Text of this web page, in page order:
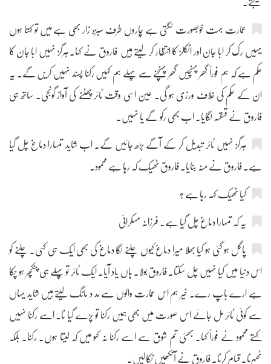
بھیجتے۔
عمارت بہت خوبصورت لگتی ہے چاروں طرف سبزہ زار بھی ہے میں تو کہتا ہوں
یہیں رک کر ابا جان اور انکلز کا انتظار کر لیتے ہیں فاروق نے کہا۔ ہرگز نہیں ابا جان کا
حکم ہے کہ ہم فوراً گھر پہنچیں گھر پہنچنے سے پہلے ہم کہیں رکنا پسند نہیں کریں گے۔ یہ
ان کے حکم کی خلاف ورزی ہو گی۔ عین اسی وقت ٹائر پھٹنے کی آواز گونجی۔ ساتھ ہی
فاروق نے قہقہہ لگایا۔ اب بھی رکو گے یا نہیں۔
ہرگز نہیں ٹائر تبدیل کر کے آگے بڑھ جائیں گے۔ اب شاید تمہارا دماغ چل گیا
ہے۔ فاروق نے منہ بنایا۔ فاروق ٹھیک کہ رہا ہے محمود۔
کیا ٹھیک کہہ رہا ہے ؟
یہ کہ تمہارا دماغ چل گیا ہے۔ فرزانہ مسکرائی
پاگل ہو گئی ہو کیا بھلا میرا دماغ کیوں چلنے لگا دماغ کی بھی ایک ہی کہی۔ چلنے کو
اس دنیا میں کیا نہیں چل سکتا۔ فاروق بولا۔ ہاں یاد آیا۔ ایک ٹائر تو پہلے ہی پنکچر ہو چکا
ہے ارے باپ رے۔ خیر ہم اس عمارت والوں سے مد د مانگ لیتے ہیں شاید یہاں
سے کوئی ٹائر مل جائے اس صورت میں بھی ہمیں رکنا تو پڑے گیا نا۔ اسے رکنا نہیں
کہتے محمود نے فوراً کہا۔ بھئی تم شوق سے اسے رکنا نہ کہو میں کہ لیتا ہوں۔ رکنا۔ بلکہ
ٹھہرنا۔ قیام کرنا۔ فاروق نے آنکھیں نکالیں۔